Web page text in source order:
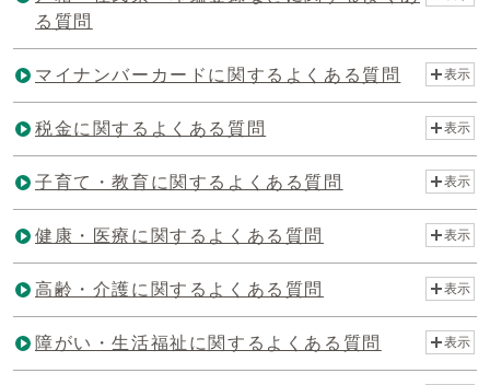
る質問
マイナンバーカードに関するよくある質問 表示
税金に関するよくある質問 表示
子育て・教育に関するよくある質問 表示
健康・医療に関するよくある質問 表示
高齢・介護に関するよくある質問 表示
障がい・生活福祉に関するよくある質問 表示